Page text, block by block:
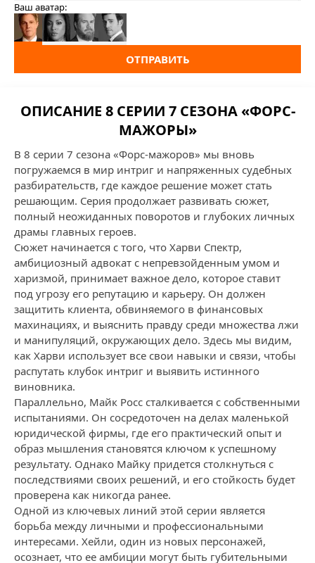
Ваш аватар:
ОТПРАВИТЬ
ОПИСАНИЕ 8 СЕРИИ 7 СЕЗОНА «ФОРС-
МАЖОРЫ»
В 8 серии 7 сезона «Форс-мажоров» мы вновь
погружаемся в мир интриг и напряженных судебных
разбирательств, где каждое решение может стать
решающим. Серия продолжает развивать сюжет,
полный неожиданных поворотов и глубоких личных
драмы главных героев.
Сюжет начинается с того, что Харви Спектр,
амбициозный адвокат с непревзойденным умом и
харизмой, принимает важное дело, которое ставит
под угрозу его репутацию и карьеру. Он должен
защитить клиента, обвиняемого в финансовых
махинациях, и выяснить правду среди множества лжи
и манипуляций, окружающих дело. Здесь мы видим,
как Харви использует все свои навыки и связи, чтобы
распутать клубок интриг и выявить истинного
виновника.
Параллельно, Майк Росс сталкивается с собственными
испытаниями. Он сосредоточен на делах маленькой
юридической фирмы, где его практический опыт и
образ мышления становятся ключом к успешному
результату. Однако Майку придется столкнуться с
последствиями своих решений, и его стойкость будет
проверена как никогда ранее.
Одной из ключевых линий этой серии является
борьба между личными и профессиональными
интересами. Хейли, один из новых персонажей,
осознает, что ее амбиции могут быть губительными